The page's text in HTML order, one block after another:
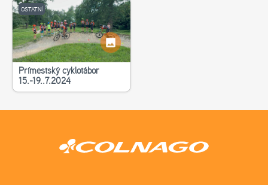
OSTATNÍ
Příměstský cyklotábor
15.-19..7.2024